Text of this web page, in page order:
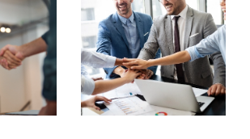
, chaque projet est unique.
à vous offrir une visibilité
nosannonces immobilières à Mon